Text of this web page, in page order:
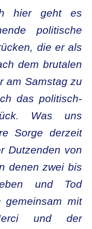
hier geht es
politische
die er als
dem brutalen
am Samstag zu
das politisch-
Was uns
Sorge derzeit
Dutzenden von
denen zwei bis
und Tod
gemeinsam mit
und der